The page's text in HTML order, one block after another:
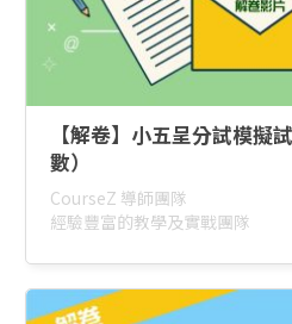
【解卷】小五呈分試模擬
數）
CourseZ 導師團隊
經驗豐富的教學及實戰團隊